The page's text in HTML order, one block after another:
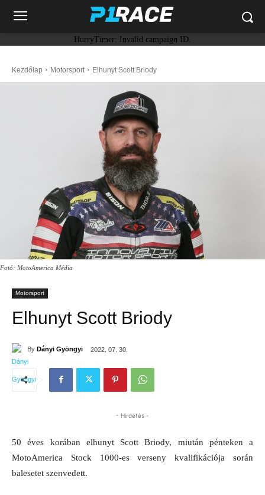
HurryTimer: Invalid campaign ID.
Kezdőlap Motorsport Elhunyt Scott Briody
Fotó: MotoAmerica Média
Motorsport
Elhunyt Scott Briody
By Dányi Gyöngyi 2022. 07. 30.
- Hirdetés -
50 éves korában elhunyt Scott Briody, miután pénteken a
MotoAmerica Stock 1000-es verseny kvalifikációja során
balesetet szenvedett.